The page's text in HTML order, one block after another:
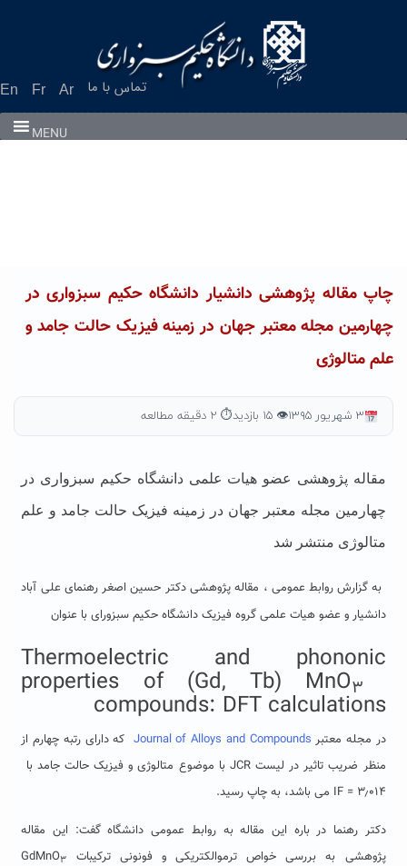
En Fr Ar تماس با ما
MENU
چاپ مقاله پژوهشی دانشیار دانشگاه حکیم سبزواری در
چهارمین مجله معتبر جهان در زمینه فیزیک حالت جامد و
علم متالوژی
۳ شهریور ۱۳۹۵ 👁 ۱۵ بازدید ⏱ ۲ دقیقه مطالعه
مقاله پژوهشی عضو هیات علمی دانشگاه حکیم سبزواری در
چهارمین مجله معتبر جهان در زمینه فیزیک حالت جامد و علم
متالوژی منتشر شد
به گزارش روابط عمومی ، مقاله پژوهشی دکتر حسین اصغر رهنمای علی آباد
دانشیار و عضو هیات علمی گروه فیزیک دانشگاه حکیم سبزورای با عنوان
Thermoelectric and phononic
properties of (Gd, Tb) MnO۳
compounds: DFT calculations
در مجله معتبر Journal of Alloys and Compounds که دارای رتبه چهارم از
منظر ضریب تاثیر در لیست JCR با موضوع متالوژی و فیزیک حالت جامد با
۳٫۰۱۴ = IF می باشد، به چاپ رسید.
دکتر رهنما در باره این مقاله به روابط عمومی دانشگاه گفت: این مقاله
پژوهشی به بررسی خواص ترموالکتریکی و فونونی ترکیبات GdMnO
۳